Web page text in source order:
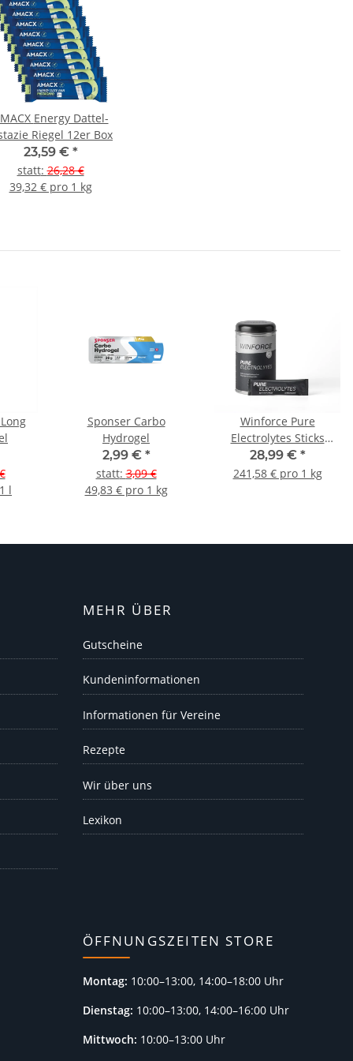
Energy Dattel-
Riegel 12er Box
23,59 € *
statt:26,28 €
39,32 € pro 1 kg
l
Sponser Carbo
Hydrogel
2,99 € *
statt:3,09 €
49,83 € pro 1 kg
Winforce Pure
Electrolytes Sticks
(20x6g)
28,99 € *
241,58 € pro 1 kg
MEHR ÜBER
Gutscheine
Kundeninformationen
Informationen für Vereine
Rezepte
Wir über uns
Lexikon
ÖFFNUNGSZEITEN STORE
Montag: 10:00–13:00, 14:00–18:00 Uhr
Dienstag: 10:00–13:00, 14:00–16:00 Uhr
Mittwoch: 10:00–13:00 Uhr